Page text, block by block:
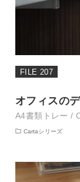
FILE 207
オフィスの
A4書類トレー /
Cartaシリーズ